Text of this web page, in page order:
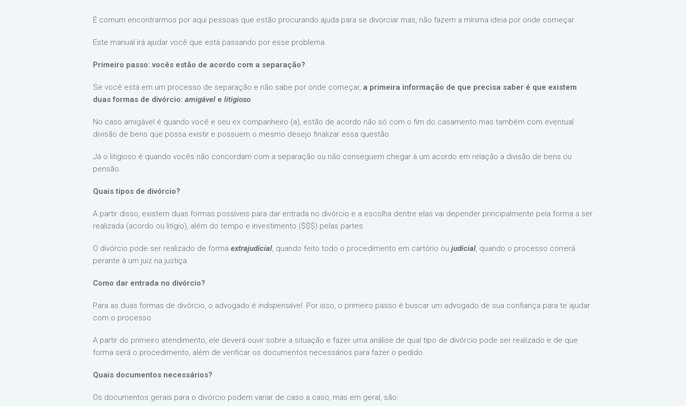
É comum encontrarmos por aqui pessoas que estão procurando ajuda para se divorciar mas, não fazem a mínima ideia por onde começar.
Este manual irá ajudar você que está passando por esse problema.
Primeiro passo: vocês estão de acordo com a separação?
Se você está em um processo de separação e não sabe por onde começar, a primeira informação de que precisa saber é que existem
duas formas de divórcio: amigável e litigioso.
No caso amigável é quando você e seu ex companheiro (a), estão de acordo não só com o fim do casamento mas também com eventual
divisão de bens que possa existir e possuem o mesmo desejo finalizar essa questão.
Já o litigioso é quando vocês não concordam com a separação ou não conseguem chegar à um acordo em relação a divisão de bens ou
pensão.
Quais tipos de divórcio?
A partir disso, existem duas formas possíveis para dar entrada no divórcio e a escolha dentre elas vai depender principalmente pela forma a ser
realizada (acordo ou litígio), além do tempo e investimento ($$$) pelas partes.
O divórcio pode ser realizado de forma extrajudicial, quando feito todo o procedimento em cartório ou judicial, quando o processo correrá
perante à um juiz na justiça.
Como dar entrada no divórcio?
Para as duas formas de divórcio, o advogado é indispensável. Por isso, o primeiro passo é buscar um advogado de sua confiança para te ajudar
com o processo.
A partir do primeiro atendimento, ele deverá ouvir sobre a situação e fazer uma análise de qual tipo de divórcio pode ser realizado e de que
forma será o procedimento, além de verificar os documentos necessários para fazer o pedido.
Quais documentos necessários?
Os documentos gerais para o divórcio podem variar de caso a caso, mas em geral, são: